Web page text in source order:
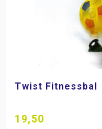
Twist Fitnessbal
19,50